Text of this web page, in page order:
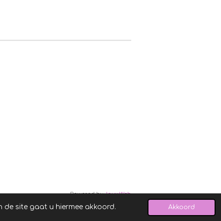
de site gaat u hiermee akkoord. Akkoord
Powered byJouwWeb